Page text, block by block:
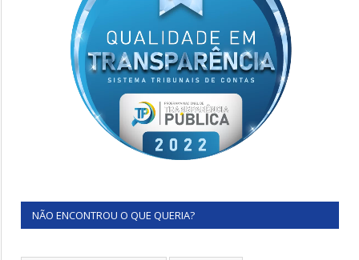
NÃO ENCONTROU O QUE QUERIA?